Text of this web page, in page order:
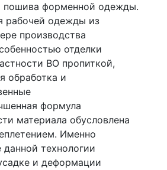
пошива форменной одежды.
рабочей одежды из
производства
отделки
ВО пропиткой,
обработка и
формула
материала обусловлена
Именно
данной технологии
и деформации